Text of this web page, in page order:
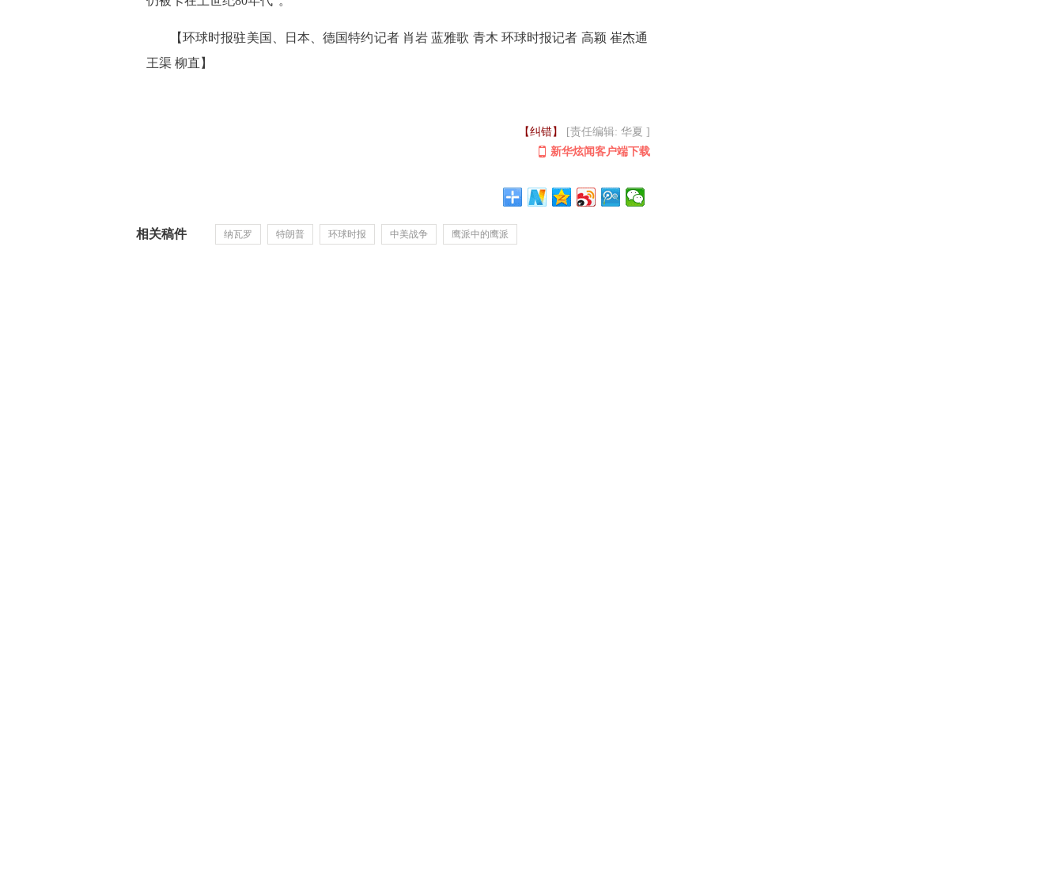
【环球时报驻美国、日本、德国特约记者 肖岩 蓝雅歌 青木 环球时报记者 高颖 崔杰通
王渠 柳直】
【纠错】
[责任编辑: 华夏 ]
新华炫闻客户端下载
相关稿件 纳瓦罗 特朗普 环球时报 中美战争 鹰派中的鹰派